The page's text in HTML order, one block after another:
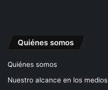
Quiénes somos
Quiénes somos
Nuestro alcance en los medios